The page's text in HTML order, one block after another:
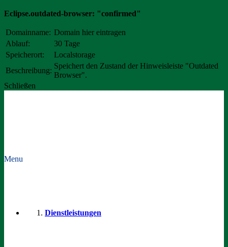
Eclipse.outdated-browser: "confirmed"
Domainname: Domain hier eintragen
Ablauf:
30 Tage
Speicherort:
Localstorage
Beschreibung:
Speichert den Zustand der Hinweisleiste "Outdated
Browser".
Schließen
Menu
Dienstleistungen